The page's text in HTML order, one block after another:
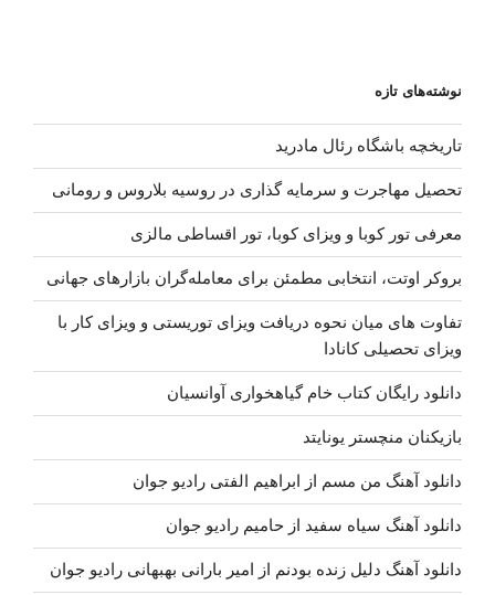
نوشته‌های تازه
تاریخچه باشگاه رئال مادرید
تحصیل مهاجرت و سرمایه گذاری در روسیه بلاروس و رومانی
معرفی تور کوبا و ویزای کوبا، تور اقساطی مالزی
بروکر اوتت، انتخابی مطمئن برای معامله‌گران بازارهای جهانی
تفاوت های میان نحوه دریافت ویزای توریستی و ویزای کار با
ویزای تحصیلی کانادا
دانلود رایگان کتاب خام گیاهخواری آوانسیان
بازیکنان منچستر یونایتد
دانلود آهنگ من مسم از ابراهیم الفتی رادیو جوان
دانلود آهنگ سیاه سفید از حامیم رادیو جوان
دانلود آهنگ دلیل زنده بودنم از امیر بارانی بهبهانی رادیو جوان